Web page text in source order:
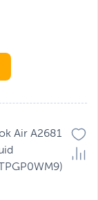
Air A2681